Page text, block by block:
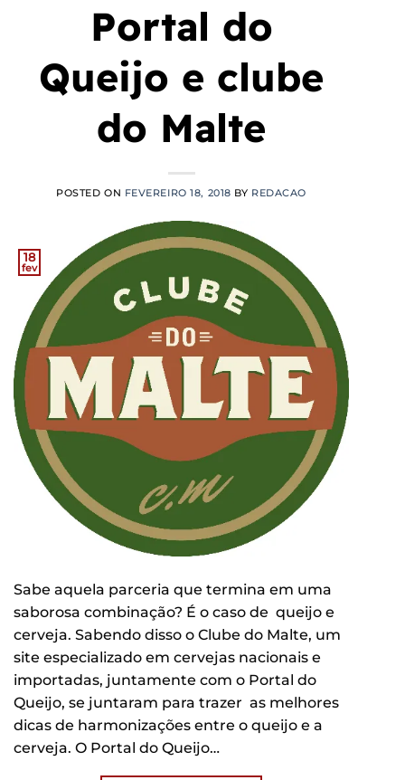
Portal do
Queijo e clube
do Malte
POSTED ON FEVEREIRO 18, 2018 BY REDACAO
18
fev
Sabe aquela parceria que termina em uma
saborosa combinação? É o caso de queijo e
cerveja. Sabendo disso o Clube do Malte, um
site especializado em cervejas nacionais e
importadas, juntamente com o Portal do
Queijo, se juntaram para trazer as melhores
dicas de harmonizações entre o queijo e a
cerveja. O Portal do Queijo…